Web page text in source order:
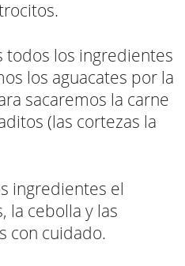
todos los ingredientes
los aguacates por la
sacaremos la carne
(las cortezas la
ingredientes el
la cebolla y las
con cuidado.